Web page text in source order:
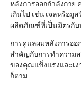
หลังการออกกำลังกา
เกินไป เช่น เจลหรือมู
ผลิตภัณฑ์ที่เป็นมิตรกับ
การดูแลผมหลังการออ
สำคัญกับการทำความ
ของคุณแข็งแรงและเง
ก็ตาม